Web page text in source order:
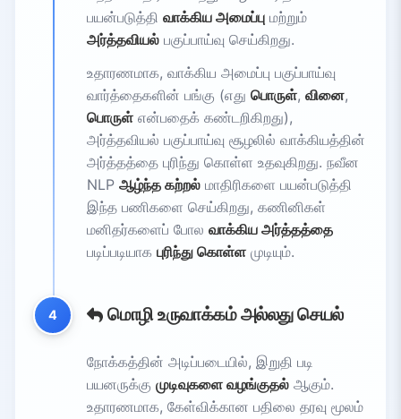
பயன்படுத்தி வாக்கிய அமைப்பு மற்றும்
அர்த்தவியல் பகுப்பாய்வு செய்கிறது.
உதாரணமாக, வாக்கிய அமைப்பு பகுப்பாய்வு
வார்த்தைகளின் பங்கு (எது பொருள், வினை,
பொருள் என்பதைக் கண்டறிகிறது),
அர்த்தவியல் பகுப்பாய்வு சூழலில் வாக்கியத்தின்
அர்த்தத்தை புரிந்து கொள்ள உதவுகிறது. நவீன
NLP ஆழ்ந்த கற்றல் மாதிரிகளை பயன்படுத்தி
இந்த பணிகளை செய்கிறது, கணினிகள்
மனிதர்களைப் போல வாக்கிய அர்த்தத்தை
படிப்படியாக புரிந்து கொள்ள முடியும்.
4 மொழி உருவாக்கம் அல்லது செயல்
நோக்கத்தின் அடிப்படையில், இறுதி படி
பயனருக்கு முடிவுகளை வழங்குதல் ஆகும்.
உதாரணமாக, கேள்விக்கான பதிலை தரவு மூலம்